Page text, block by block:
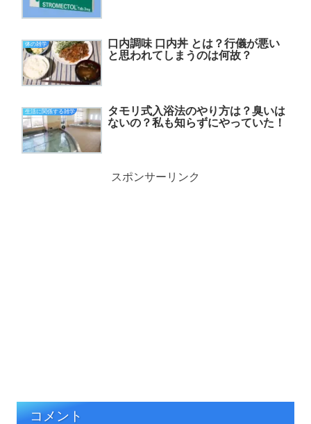
体の雑学
口内調味 口内丼 とは？行儀が悪い
と思われてしまうのは何故？
生活に関係する雑学
タモリ式入浴法のやり方は？臭いは
ないの？私も知らずにやっていた！
スポンサーリンク
コメント